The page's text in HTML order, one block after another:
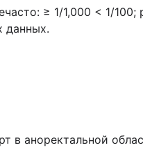
≥ 1/1,000 < 1/100;
данных.
в аноректальной